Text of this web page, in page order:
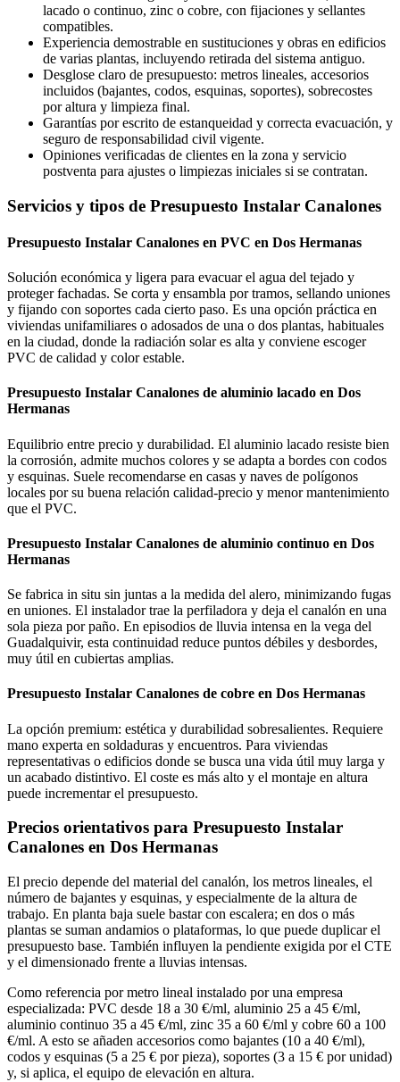
lacado o continuo, zinc o cobre, con fijaciones y sellantes
compatibles.
Experiencia demostrable en sustituciones y obras en edificios
de varias plantas, incluyendo retirada del sistema antiguo.
Desglose claro de presupuesto: metros lineales, accesorios
incluidos (bajantes, codos, esquinas, soportes), sobrecostes
por altura y limpieza final.
Garantías por escrito de estanqueidad y correcta evacuación, y
seguro de responsabilidad civil vigente.
Opiniones verificadas de clientes en la zona y servicio
postventa para ajustes o limpiezas iniciales si se contratan.
Servicios y tipos de Presupuesto Instalar Canalones
Presupuesto Instalar Canalones en PVC en Dos Hermanas
Solución económica y ligera para evacuar el agua del tejado y
proteger fachadas. Se corta y ensambla por tramos, sellando uniones
y fijando con soportes cada cierto paso. Es una opción práctica en
viviendas unifamiliares o adosados de una o dos plantas, habituales
en la ciudad, donde la radiación solar es alta y conviene escoger
PVC de calidad y color estable.
Presupuesto Instalar Canalones de aluminio lacado en Dos
Hermanas
Equilibrio entre precio y durabilidad. El aluminio lacado resiste bien
la corrosión, admite muchos colores y se adapta a bordes con codos
y esquinas. Suele recomendarse en casas y naves de polígonos
locales por su buena relación calidad-precio y menor mantenimiento
que el PVC.
Presupuesto Instalar Canalones de aluminio continuo en Dos
Hermanas
Se fabrica in situ sin juntas a la medida del alero, minimizando fugas
en uniones. El instalador trae la perfiladora y deja el canalón en una
sola pieza por paño. En episodios de lluvia intensa en la vega del
Guadalquivir, esta continuidad reduce puntos débiles y desbordes,
muy útil en cubiertas amplias.
Presupuesto Instalar Canalones de cobre en Dos Hermanas
La opción premium: estética y durabilidad sobresalientes. Requiere
mano experta en soldaduras y encuentros. Para viviendas
representativas o edificios donde se busca una vida útil muy larga y
un acabado distintivo. El coste es más alto y el montaje en altura
puede incrementar el presupuesto.
Precios orientativos para Presupuesto Instalar
Canalones en Dos Hermanas
El precio depende del material del canalón, los metros lineales, el
número de bajantes y esquinas, y especialmente de la altura de
trabajo. En planta baja suele bastar con escalera; en dos o más
plantas se suman andamios o plataformas, lo que puede duplicar el
presupuesto base. También influyen la pendiente exigida por el CTE
y el dimensionado frente a lluvias intensas.
Como referencia por metro lineal instalado por una empresa
especializada: PVC desde 18 a 30 €/ml, aluminio 25 a 45 €/ml,
aluminio continuo 35 a 45 €/ml, zinc 35 a 60 €/ml y cobre 60 a 100
€/ml. A esto se añaden accesorios como bajantes (10 a 40 €/ml),
codos y esquinas (5 a 25 € por pieza), soportes (3 a 15 € por unidad)
y, si aplica, el equipo de elevación en altura.